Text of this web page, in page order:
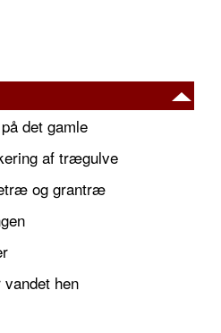
det gamle
af trægulve
og grantræ
hen